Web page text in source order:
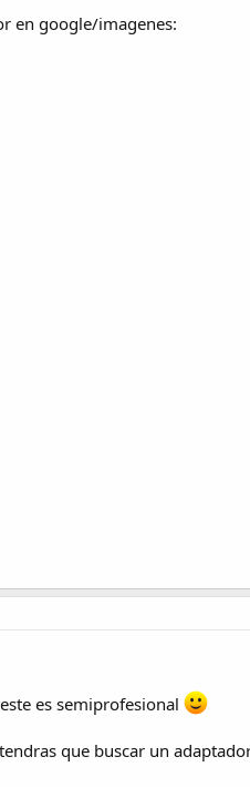
en google/imagenes:
es semiprofesional
que buscar un